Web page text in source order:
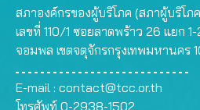
สภาองค์กรของผู้บริโภค (สภาผู้บริโภ
เลขที่ 110/1 ซอยลาดพร้าว 26 แยก
จอมพล เขตจตุจักรกรุงเทพมหานคร
E-mail : contact@tcc.or.th
โทรศัพท์ 0-2938-1502